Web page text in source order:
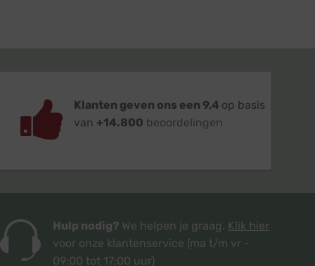
Klanten geven ons een 9,4 op basis
van +14.800 beoordelingen
Hulp nodig? We helpen je graag. Klik hier
voor onze klantenservice (ma t/m vr -
09:00 tot 17:00 uur)